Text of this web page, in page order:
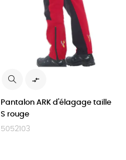

Pantalon ARK d'élagage taille
S rouge
5052103